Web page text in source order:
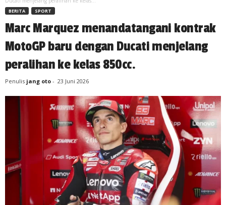
BERITA SPORT
Marc Marquez menandatangani kontrak
MotoGP baru dengan Ducati menjelang
peralihan ke kelas 850cc.
Penulis jang oto - 23 Juni 2026